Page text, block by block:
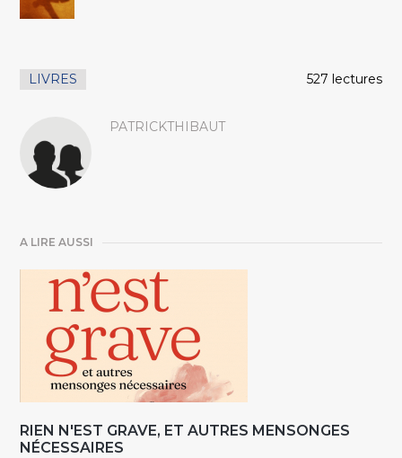
LIVRES 527 lectures
PATRICKTHIBAUT
A LIRE AUSSI
RIEN N'EST GRAVE, ET AUTRES MENSONGES
NÉCESSAIRES